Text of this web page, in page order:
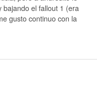
el fallout 1 (era
gusto continuo con la